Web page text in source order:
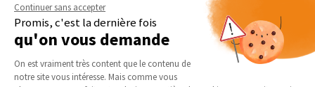
AGENCE DE PROVINS
Qui sommes-nous
Notre charte qualité
NOS DOMAINES
D’INTERVENTION
EXTENSION
RÉNOVATION INTÉRIEURE
TRAVAUX EXTÉRIEURS
Continuer sans accepter
Promis, c'est la dernière fois
qu'on vous demande
Plateforme de Gestion du
On est vraiment très content que le contenu de
notre site vous intéresse. Mais comme vous